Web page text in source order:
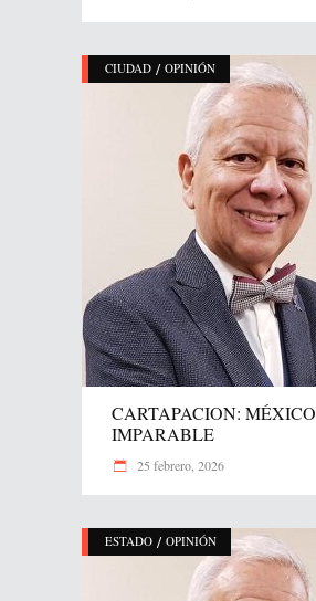
CIUDAD / OPINIÓN
CARTAPACION: MÉXICO
IMPARABLE
25 febrero, 2026
ESTADO / OPINIÓN